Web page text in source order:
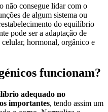
não consegue lidar com o
de algum sistema ou
do equilíbrio
pode ser a adaptação de
hormonal, orgânico e
funcionam?
adequado no
importantes, tendo assim um